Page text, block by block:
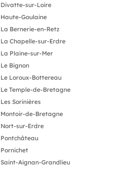
Divatte-sur-Loire
Haute-Goulaine
La Bernerie-en-Retz
La Chapelle-sur-Erdre
La Plaine-sur-Mer
Le Bignon
Le Loroux-Bottereau
Le Temple-de-Bretagne
Les Sorinières
Montoir-de-Bretagne
Nort-sur-Erdre
Pontchâteau
Pornichet
Saint-Aignan-Grandlieu